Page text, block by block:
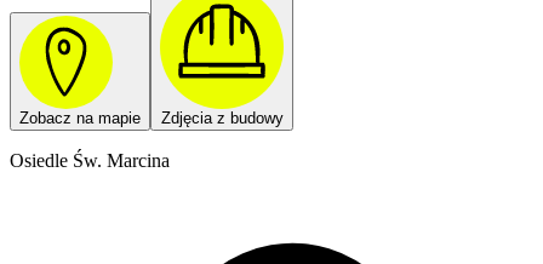
Zobacz na mapie Zdjęcia z budowy
Osiedle Św. Marcina